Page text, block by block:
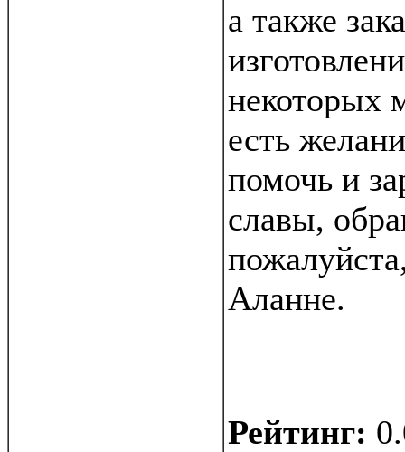
а также
некоторых
есть
помочь и
славы,
Аланне.
Рейтинг: